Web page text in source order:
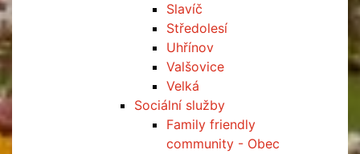
Slavíč
Středolesí
Uhřínov
Valšovice
Velká
Sociální služby
Family friendly
community - Obec